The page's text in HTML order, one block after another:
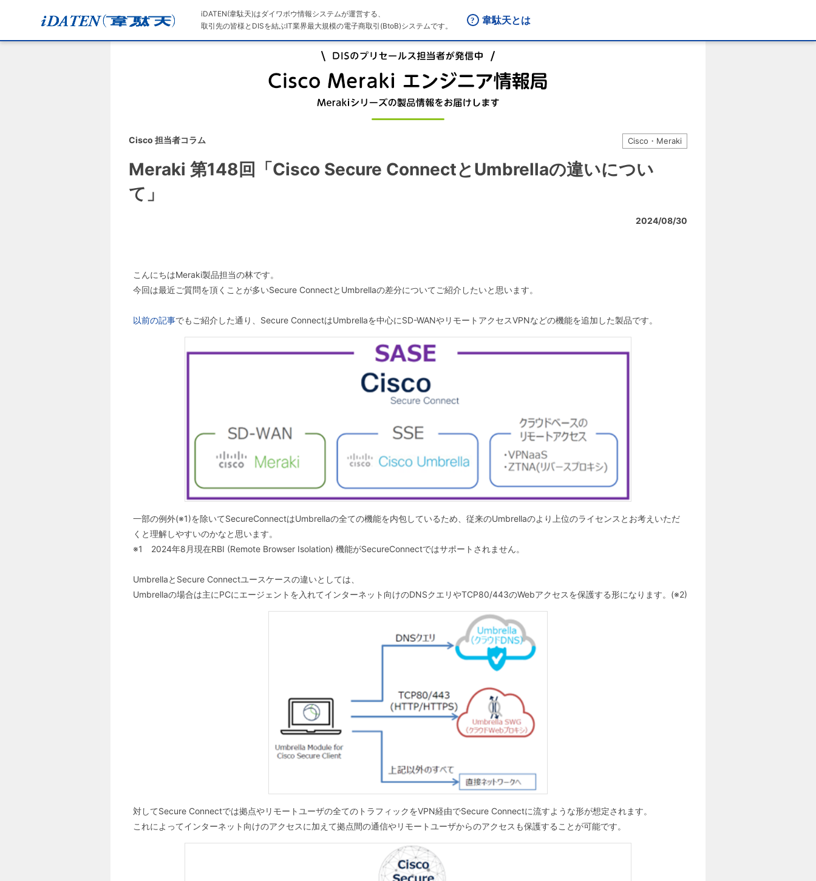
iDATEN(韋駄天)はダイワボウ情報システムが運営する、
取引先の皆様とDISを結ぶIT業界最大規模の電子商取引(BtoB)システムです。
韋駄天とは
Cisco 担当者コラム Cisco・Meraki
Meraki 第148回「Cisco Secure ConnectとUmbrellaの違いについ
て」
2024/08/30
こんにちはMeraki製品担当の林です。
今回は最近ご質問を頂くことが多いSecure ConnectとUmbrellaの差分についてご紹介したいと思います。
以前の記事でもご紹介した通り、Secure ConnectはUmbrellaを中心にSD-WANやリモートアクセスVPNなどの機能を追加した製品です。
一部の例外(※1)を除いてSecureConnectはUmbrellaの全ての機能を内包しているため、従来のUmbrellaのより上位のライセンスとお考えいただ
くと理解しやすいのかなと思います。
※1 2024年8月現在RBI (Remote Browser Isolation) 機能がSecureConnectではサポートされません。
UmbrellaとSecure Connectユースケースの違いとしては、
Umbrellaの場合は主にPCにエージェントを入れてインターネット向けのDNSクエリやTCP80/443のWebアクセスを保護する形になります。(※2)
対してSecure Connectでは拠点やリモートユーザの全てのトラフィックをVPN経由でSecure Connectに流すような形が想定されます。
これによってインターネット向けのアクセスに加えて拠点間の通信やリモートユーザからのアクセスも保護することが可能です。